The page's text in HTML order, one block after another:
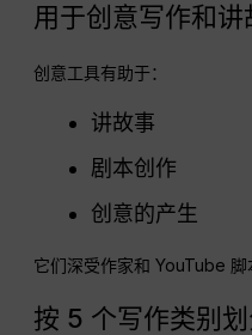
用于创意写作和
创意工具有助于：
讲故事
剧本创作
创意的产生
它们深受作家和 YouTube 脚
按 5 个写作类别